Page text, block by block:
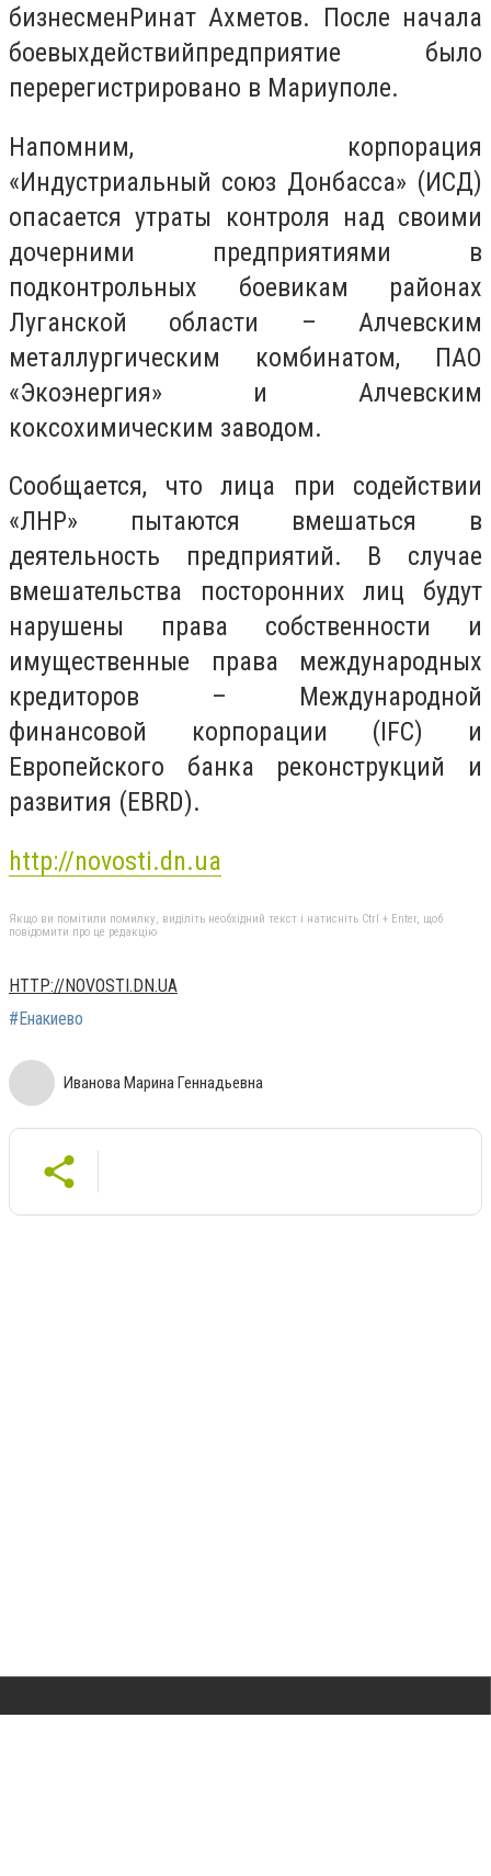
бизнесменРинат Ахметов. После начала
боевыхдействийпредприятие было
перерегистрировано в Мариуполе.
Напомним, корпорация
«Индустриальный союз Донбасса» (ИСД)
опасается утраты контроля над своими
дочерними предприятиями в
подконтрольных боевикам районах
Луганской области – Алчевским
металлургическим комбинатом, ПАО
«Экоэнергия» и Алчевским
коксохимическим заводом.
Сообщается, что лица при содействии
«ЛНР» пытаются вмешаться в
деятельность предприятий. В случае
вмешательства посторонних лиц будут
нарушены права собственности и
имущественные права международных
кредиторов – Международной
финансовой корпорации (IFC) и
Европейского банка реконструкций и
развития (EBRD).
http://novosti.dn.ua
Якщо ви помітили помилку, виділіть необхідний текст і натисніть Ctrl + Enter, щоб
повідомити про це редакцію
HTTP://NOVOSTI.DN.UA
#Енакиево
Иванова Марина Геннадьевна